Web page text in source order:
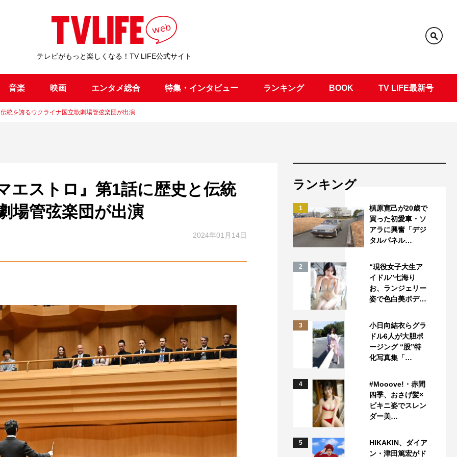
テレビがもっと楽しくなる！TV LIFE公式サイト
音楽 映画 エンタメ総合 特集・インタビュー ランキング BOOK TV LIFE最新号
統を誇るウクライナ国立歌劇場管弦楽団が出演
エストロ』第1話に歴史と伝統
場管弦楽団が出演
2024年01月14日
ランキング
1
槙原寛己が20歳で
買った初愛車・ソ
アラに興奮「デジ
タルパネル…
2
“現役女子大生ア
イドル”七海り
お、ランジェリー
姿で色白美ボデ…
3
小日向結衣らグラ
ドル6人が大胆ポ
ージング “股”特
化写真集「…
4
#Mooove!・赤間
四季、おさげ髪×
ビキニ姿でスレン
ダー美…
5
HIKAKIN、ダイア
ン・津田篤宏がド